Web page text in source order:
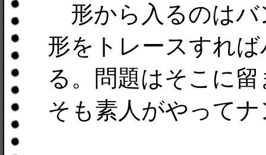
形から入るのはバ
形をトレースすれ
る。問題はそこに
そも素人がやって